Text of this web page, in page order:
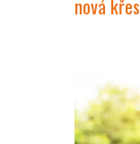
nová